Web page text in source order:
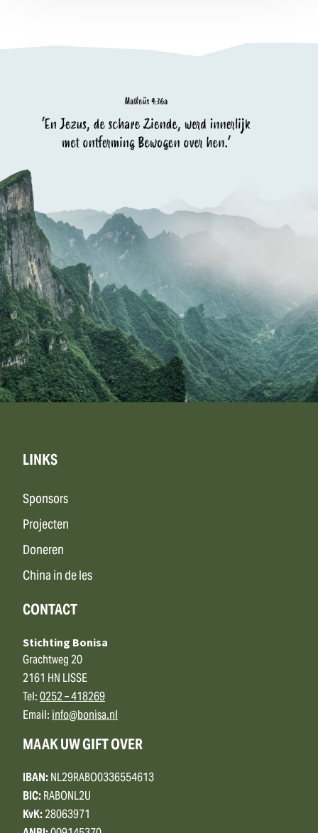
LINKS
Sponsors
Projecten
Doneren
China in de les
CONTACT
Stichting Bonisa
Grachtweg 20
2161 HN LISSE
Tel:0252 – 418269
Email:info@bonisa.nl
MAAK UW GIFT OVER
IBAN:NL29RABO0336554613
BIC:RABONL2U
KvK:28063971